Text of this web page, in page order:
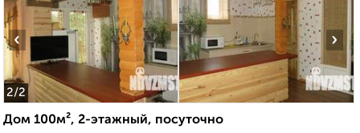
2/2
‹ ›
Дом 100м², 2-этажный, посуточно